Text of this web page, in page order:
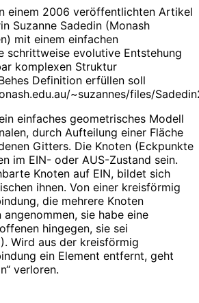
einem 2006 veröffentlichten Artikel
Suzanne Sadedin (Monash
mit einem einfachen
schrittweise evolutive Entstehung
komplexen Struktur
Definition erfüllen soll
~suzannes/files/
einfaches geometrisches Modell
durch Aufteilung einer Fläche
Gitters. Die Knoten (Eckpunkte
im EIN- oder AUS-Zustand sein.
Knoten auf EIN, bildet sich
ihnen. Von einer kreisförmig
die mehrere Knoten
sie habe eine
hingegen, sie sei
Wird aus der kreisförmig
ein Element entfernt, geht
verloren.